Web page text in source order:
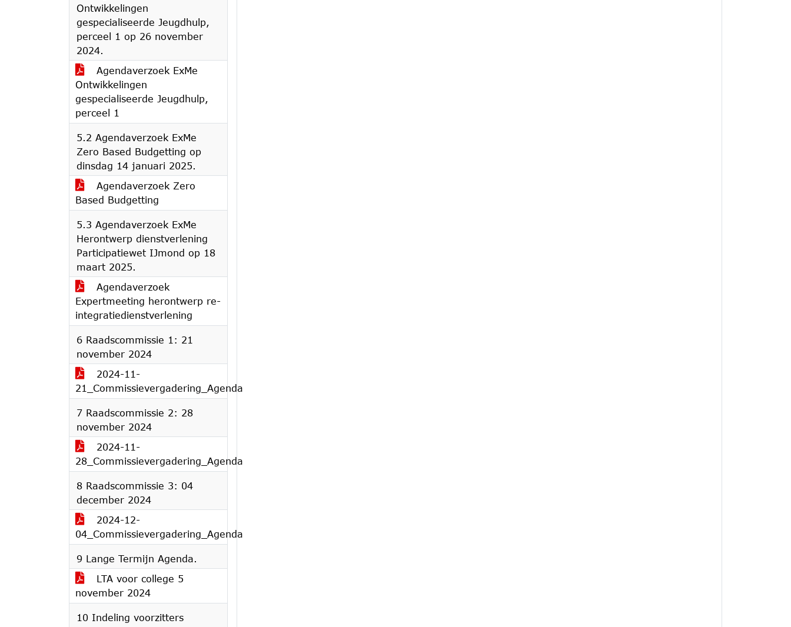
Ontwikkelingen
gespecialiseerde Jeugdhulp,
perceel 1 op 26 november
2024.
Agendaverzoek ExMe
Ontwikkelingen
gespecialiseerde Jeugdhulp,
perceel 1
5.2 Agendaverzoek ExMe
Zero Based Budgetting op
dinsdag 14 januari 2025.
Agendaverzoek Zero
Based Budgetting
5.3 Agendaverzoek ExMe
Herontwerp dienstverlening
Participatiewet IJmond op 18
maart 2025.
Agendaverzoek
Expertmeeting herontwerp re-
integratiedienstverlening
6 Raadscommissie 1: 21
november 2024
2024-11-
21_Commissievergadering_Agenda
7 Raadscommissie 2: 28
november 2024
2024-11-
28_Commissievergadering_Agenda
8 Raadscommissie 3: 04
december 2024
2024-12-
04_Commissievergadering_Agenda
9 Lange Termijn Agenda.
LTA voor college 5
november 2024
10 Indeling voorzitters